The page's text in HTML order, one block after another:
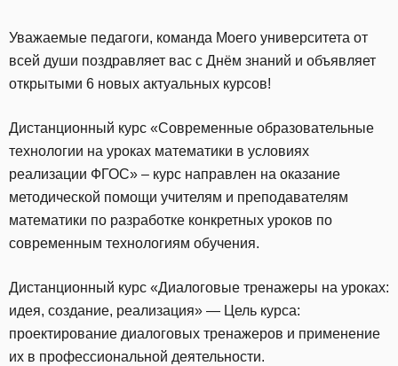
Уважаемые педагоги, команда Моего университета от
всей души поздравляет вас с Днём знаний и объявляет
открытыми 6 новых актуальных курсов!
Дистанционный курс «Современные образовательные
технологии на уроках математики в условиях
реализации ФГОС» – курс направлен на оказание
методической помощи учителям и преподавателям
математики по разработке конкретных уроков по
современным технологиям обучения.
Дистанционный курс «Диалоговые тренажеры на уроках:
идея, создание, реализация» — Цель курса:
проектирование диалоговых тренажеров и применение
их в профессиональной деятельности.